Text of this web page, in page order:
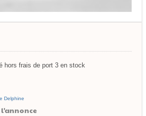
hors frais de port 3 en stock
Delphine